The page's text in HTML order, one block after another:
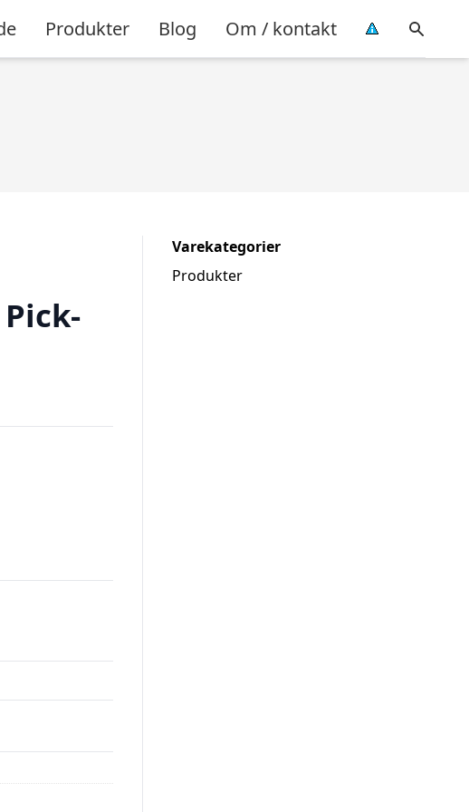
Produkter Blog Om / kontakt
Varekategorier
Produkter